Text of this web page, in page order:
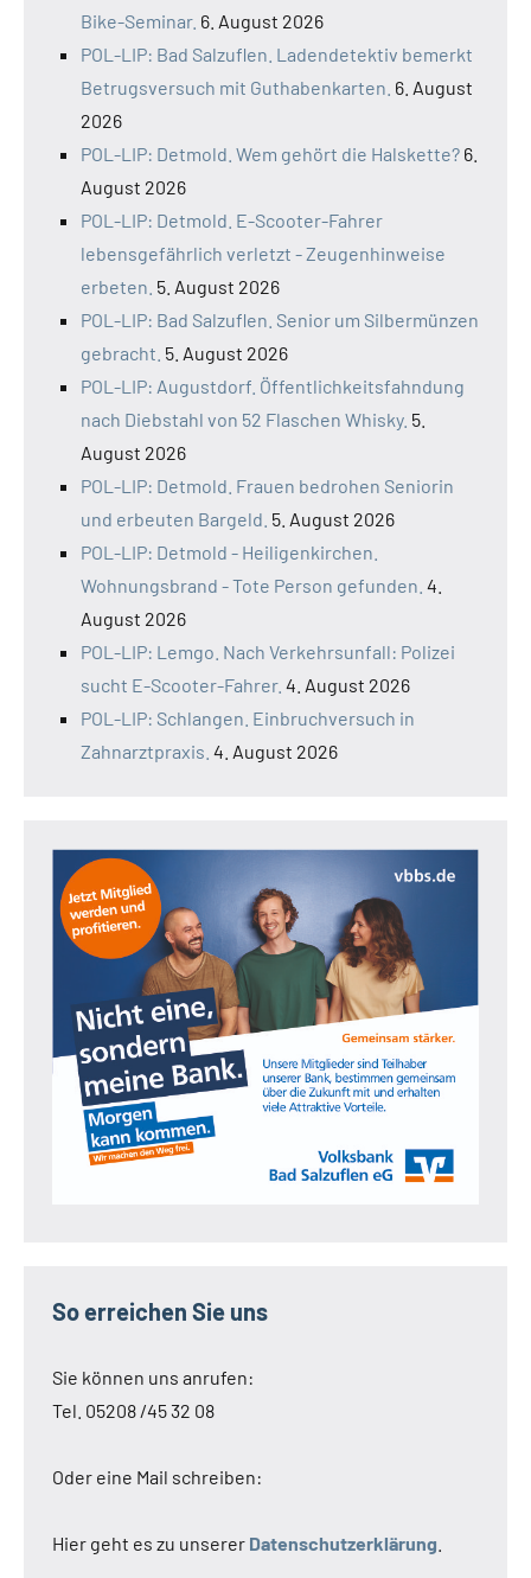
Bike-Seminar. 6. August 2026
POL-LIP: Bad Salzuflen. Ladendetektiv bemerkt
Betrugsversuch mit Guthabenkarten. 6. August
2026
POL-LIP: Detmold. Wem gehört die Halskette? 6.
August 2026
POL-LIP: Detmold. E-Scooter-Fahrer
lebensgefährlich verletzt - Zeugenhinweise
erbeten. 5. August 2026
POL-LIP: Bad Salzuflen. Senior um Silbermünzen
gebracht. 5. August 2026
POL-LIP: Augustdorf. Öffentlichkeitsfahndung
nach Diebstahl von 52 Flaschen Whisky. 5.
August 2026
POL-LIP: Detmold. Frauen bedrohen Seniorin
und erbeuten Bargeld. 5. August 2026
POL-LIP: Detmold - Heiligenkirchen.
Wohnungsbrand - Tote Person gefunden. 4.
August 2026
POL-LIP: Lemgo. Nach Verkehrsunfall: Polizei
sucht E-Scooter-Fahrer. 4. August 2026
POL-LIP: Schlangen. Einbruchversuch in
Zahnarztpraxis. 4. August 2026
So erreichen Sie uns
Sie können uns anrufen:
Tel. 05208 /45 32 08
Oder eine Mail schreiben:
Hier geht es zu unserer Datenschutzerklärung